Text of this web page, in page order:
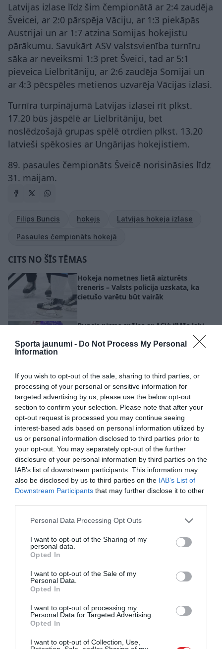
Sporta jaunumi - Do Not Process My Personal
Information
If you wish to opt-out of the sale, sharing to third parties, or
processing of your personal or sensitive information for
targeted advertising by us, please use the below opt-out
section to confirm your selection. Please note that after your
opt-out request is processed you may continue seeing
interest-based ads based on personal information utilized by
us or personal information disclosed to third parties prior to
your opt-out. You may separately opt-out of the further
disclosure of your personal information by third parties on the
IAB’s list of downstream participants. This information may
also be disclosed by us to third parties on the IAB’s List of
Downstream Participants that may further disclose it to other
Please note that this website/app uses one or more Google
not limited to your visit or usage behaviour. You may click to
grant or deny consent to Google and its third-party tags to
use your data for below specified purposes in below Google
consent section.
Personal Data Processing Opt Outs
I want to opt-out of the Sharing of my
personal data.
Opted In
I want to opt-out of the Sale of my
Personal Data.
Opted In
I want to opt-out of processing my
Personal Data for Targeted Advertising.
Opted In
I want to opt-out of Collection, Use,
Latvijas izlase līdz šim čempionātā ar 2:4 zaudēja
Šveicei, ar 2:0 pārspēja Vāciju, ar 1:3 piekāpās
Austrijai un ar 1:7 atzina Somijas hokejistu
pārākumu. Savukārt ASV valstsvienība turnīru
sāka ar neveiksmi 1:3 pret Šveici, tad ar 5:1
pieveica Lielbritāniju, ar 2:6 zaudēja Somijai un
ar 4:3 pēcspēles metienos uzvarēja Vācijas izlasi.
Turnīra turpinājumā Latvijas izlasei rīt plkst.
17.20 būs jāspēlē ar Lielbritāniju, bet
noslēdzošajā grupas spēlē otrdien plkst. 13.20
latvieši spēkosies ar Ungārijas hokejistiem.
89. pasaules čempionāts Šveicē norisināsies līdz
31. maijam.
Filips Buncis hokejs Latvijas hokeja izlase
Pasaules čempionāts hokejā
CITS NO ŠĪS TĒMAS
Hokeja nometnes lietā aizturēts
treneris – Valsts policija uzskata, ka
cietušo varētu būt vairāk
Buncis pirms spēles ar ASV: “Mēs labi
“Apklusināja visu arēnu!” Lai gan
hokeja čempionātā uzvarēja Somija,
skatītājus vairāk aizkustināja kas cits